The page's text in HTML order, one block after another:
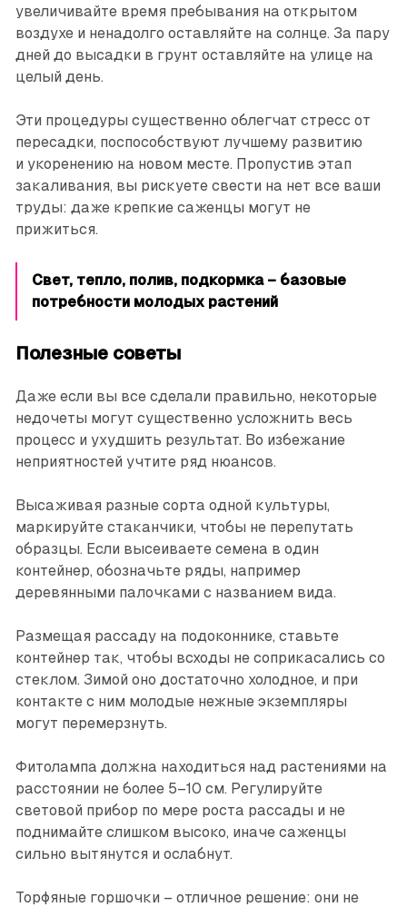
увеличивайте время пребывания на открытом
воздухе и ненадолго оставляйте на солнце. За пару
дней до высадки в грунт оставляйте на улице на
целый день.
Эти процедуры существенно облегчат стресс от
пересадки, поспособствуют лучшему развитию
и укоренению на новом месте. Пропустив этап
закаливания, вы рискуете свести на нет все ваши
труды: даже крепкие саженцы могут не
прижиться.
Свет, тепло, полив, подкормка – базовые
потребности молодых растений
Полезные советы
Даже если вы все сделали правильно, некоторые
недочеты могут существенно усложнить весь
процесс и ухудшить результат. Во избежание
неприятностей учтите ряд нюансов.
Высаживая разные сорта одной культуры,
маркируйте стаканчики, чтобы не перепутать
образцы. Если высеиваете семена в один
контейнер, обозначьте ряды, например
деревянными палочками с названием вида.
Размещая рассаду на подоконнике, ставьте
контейнер так, чтобы всходы не соприкасались со
стеклом. Зимой оно достаточно холодное, и при
контакте с ним молодые нежные экземпляры
могут перемерзнуть.
Фитолампа должна находиться над растениями на
расстоянии не более 5–10 см. Регулируйте
световой прибор по мере роста рассады и не
поднимайте слишком высоко, иначе саженцы
сильно вытянутся и ослабнут.
Торфяные горшочки – отличное решение: они не